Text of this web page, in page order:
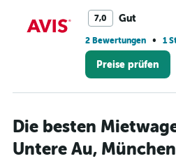
7,0 Gut
2 Bewertungen • 1
Preise prüfen
Die besten
Untere Au, München